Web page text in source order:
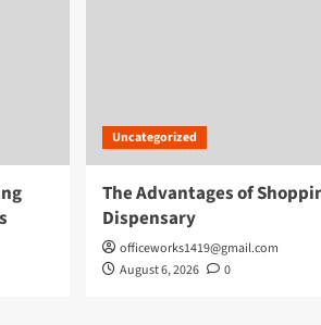
Uncategorized
The Advantages of
Dispensary
officeworks1419@gmail.com
August 6, 2026
0